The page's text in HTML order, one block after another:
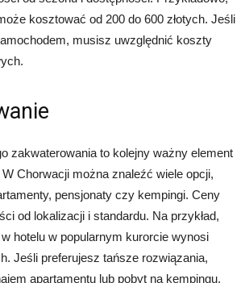
kosztować od 200 do 600 złotych. Jeśli
musisz uwzględnić koszty
zakwaterowania to kolejny ważny element
Chorwacji można znaleźć wiele opcji,
pensjonaty czy kempingi. Ceny
od lokalizacji i standardu. Na przykład,
hotelu w popularnym kurorcie wynosi
Jeśli preferujesz tańsze rozwiązania,
apartamentu lub pobyt na kempingu.